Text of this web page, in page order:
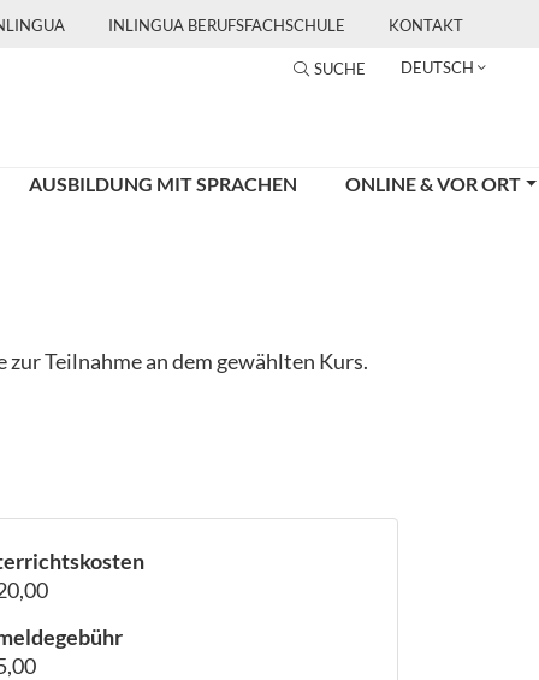
INLINGUA BERUFSFACHSCHULE KONTAKT
SUCHE DEUTSCH
AUSBILDUNG MIT SPRACHEN ONLINE & VOR ORT
Teilnahme an dem gewählten Kurs.